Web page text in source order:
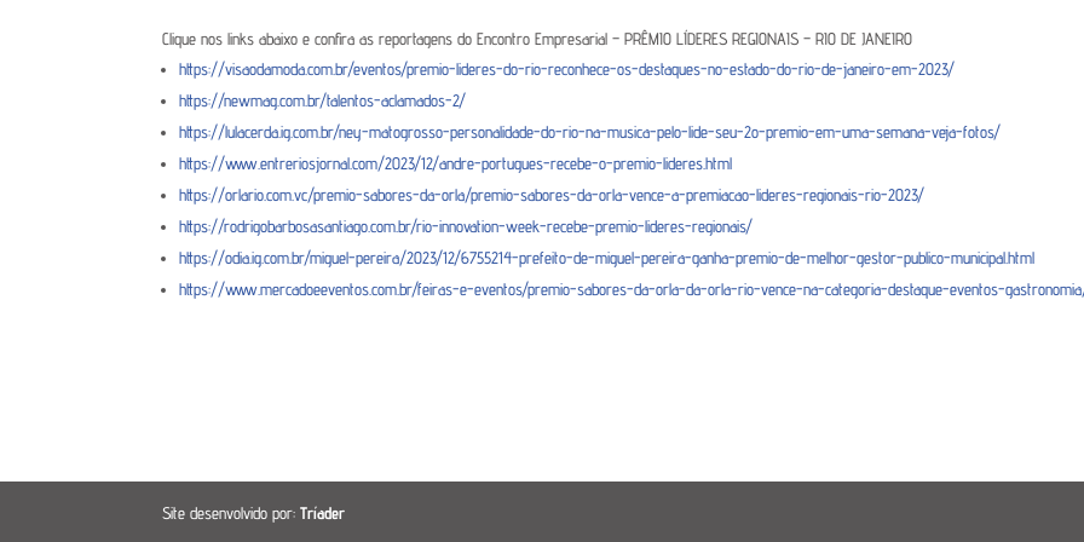
Clique nos links abaixo e confira as reportagens do Encontro Empresarial – PRÊMIO LÍDERES REGIONAIS – RIO DE JANEIRO
https://visaodamoda.com.br/eventos/premio-lideres-do-rio-reconhece-os-destaques-no-estado-do-rio-de-janeiro-em-2023/
https://newmag.com.br/talentos-aclamados-2/
https://lulacerda.ig.com.br/ney-matogrosso-personalidade-do-rio-na-musica-pelo-lide-seu-2o-premio-em-uma-semana-veja-fotos/
https://www.entreriosjornal.com/2023/12/andre-portugues-recebe-o-premio-lideres.html
https://orlario.com.vc/premio-sabores-da-orla/premio-sabores-da-orla-vence-a-premiacao-lideres-regionais-rio-2023/
https://rodrigobarbosasantiago.com.br/rio-innovation-week-recebe-premio-lideres-regionais/
https://odia.ig.com.br/miguel-pereira/2023/12/6755214-prefeito-de-miguel-pereira-ganha-premio-de-melhor-gestor-publico-municipal.html
https://www.mercadoeeventos.com.br/feiras-e-eventos/premio-sabores-da-orla-da-orla-rio-vence-na-categoria-destaque-eventos-
Site desenvolvido por:Tríader